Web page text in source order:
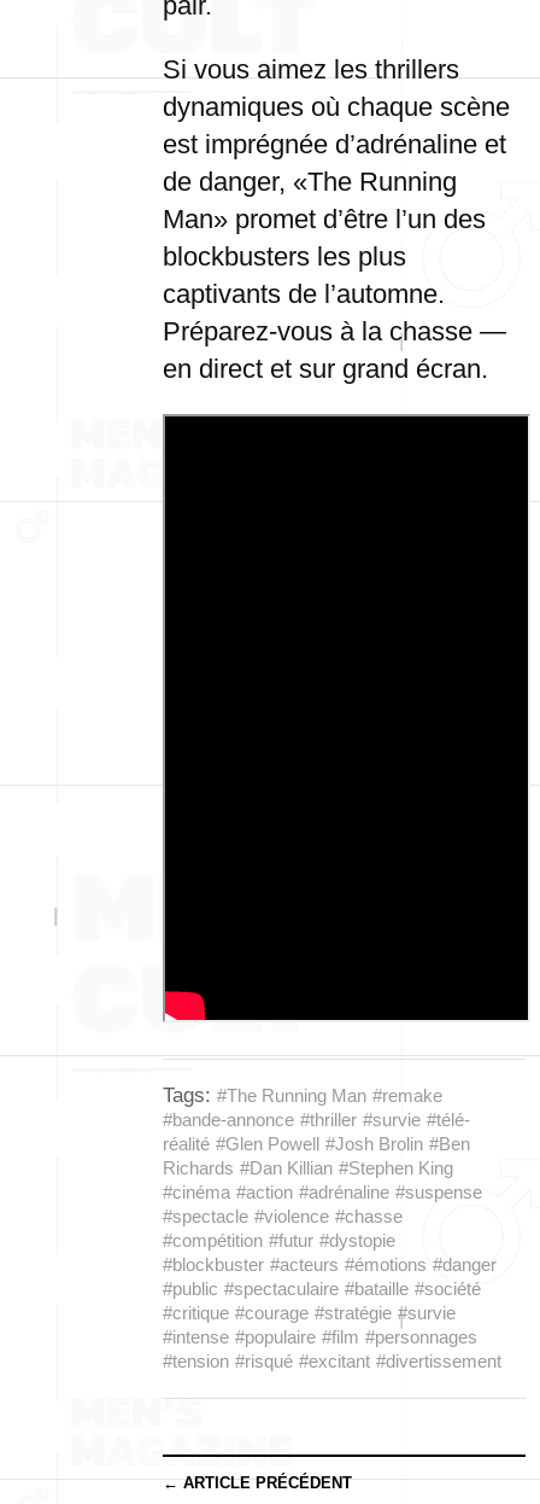
Si vous aimez les thrillers
dynamiques où chaque scène
est imprégnée d’adrénaline et
de danger, «The Running
Man» promet d’être l’un des
blockbusters les plus
captivants de l’automne.
Préparez-vous à la chasse —
en direct et sur grand écran.
Tags: #The Running Man #remake
#bande-annonce #thriller #survie #télé-
réalité #Glen Powell #Josh Brolin #Ben
Richards #Dan Killian #Stephen King
#cinéma #action #adrénaline #suspense
#spectacle #violence #chasse
#compétition #futur #dystopie
#blockbuster #acteurs #émotions #danger
#public #spectaculaire #bataille #société
#critique #courage #stratégie #survie
#intense #populaire #film #personnages
#tension #risqué #excitant #divertissement
← ARTICLE PRÉCÉDENT